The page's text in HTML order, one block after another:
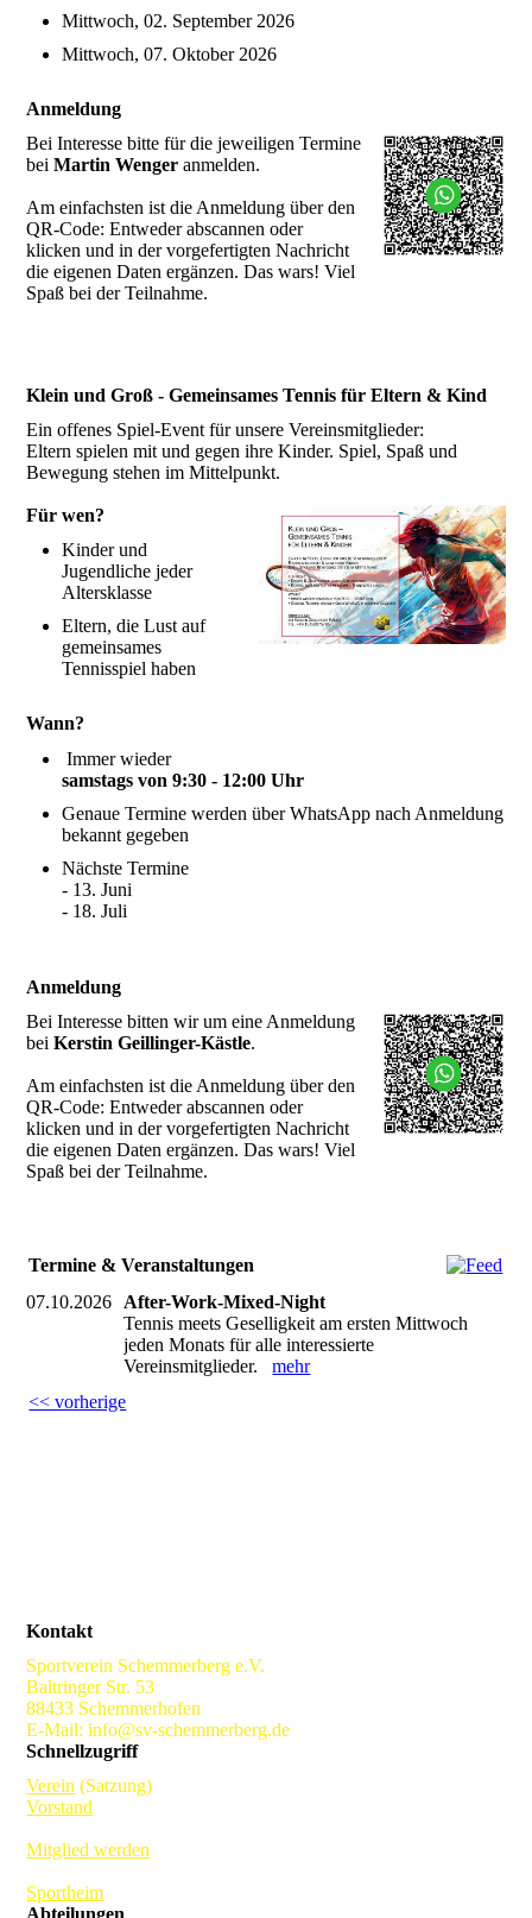
Mittwoch, 02. September 2026
Mittwoch, 07. Oktober 2026
Anmeldung
Bei Interesse bitte für die jeweiligen Termine
beiMartin Wenger anmelden.
Am einfachsten ist die Anmeldung über den
QR-Code: Entweder abscannen oder
klicken und in der vorgefertigten Nachricht
die eigenen Daten ergänzen. Das wars! Viel
Spaß bei der Teilnahme.
Klein und Groß - Gemeinsames Tennis für Eltern & Kind
Ein offenes Spiel-Event für unsere Vereinsmitglieder:
Eltern spielen mit und gegen ihre Kinder. Spiel, Spaß und
Bewegung stehen im Mittelpunkt.
Für wen?
Kinder und
Jugendliche jeder
Altersklasse
Eltern, die Lust auf
gemeinsames
Tennisspiel haben
Wann?
Immer wieder
samstags von 9:30 - 12:00 Uhr
Genaue Termine werden über WhatsApp nach Anmeldung
bekannt gegeben
Nächste Termine
- 13. Juni
- 18. Juli
Anmeldung
Bei Interesse bitten wir um eine Anmeldung
beiKerstin Geillinger-Kästle.
Am einfachsten ist die Anmeldung über den
QR-Code: Entweder abscannen oder
klicken und in der vorgefertigten Nachricht
die eigenen Daten ergänzen. Das wars! Viel
Spaß bei der Teilnahme.
Termine & Veranstaltungen
07.10.2026
After-Work-Mixed-Night
Tennis meets Geselligkeit am ersten Mittwoch
jeden Monats für alle interessierte
Vereinsmitglieder.mehr
<< vorherige
Kontakt
Sportverein Schemmerberg e.V.
Baltringer Str. 53
88433 Schemmerhofen
E-Mail: info@sv-schemmerberg.de
Schnellzugriff
Verein (Satzung)
Vorstand
Mitglied werden
Sportheim